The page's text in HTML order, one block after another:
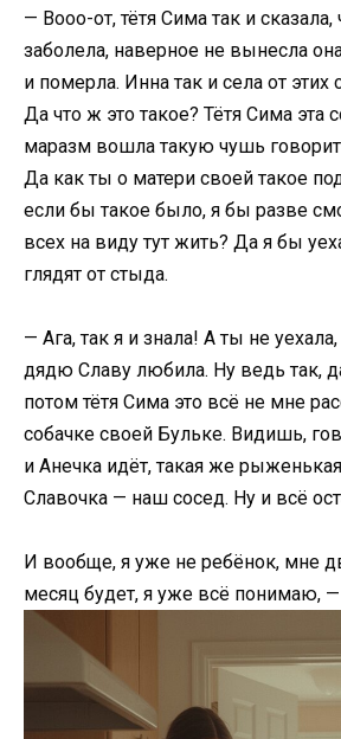
— Вооо-от, тётя Сима так и сказала,
заболела, наверное не вынесла
и померла. Инна так и села от этих
Да что ж это такое? Тётя Сима эта
маразм вошла такую чушь
Да как ты о матери своей такое
если бы такое было, я бы разве
всех на виду тут жить? Да я бы
глядят от стыда.
— Ага, так я и знала! А ты не
дядю Славу любила. Ну ведь так,
потом тётя Сима это всё не мне
собачке своей Бульке. Видишь,
и Анечка идёт, такая же
Славочка — наш сосед. Ну и всё
И вообще, я уже не ребёнок, мне
месяц будет, я уже всё понимаю,